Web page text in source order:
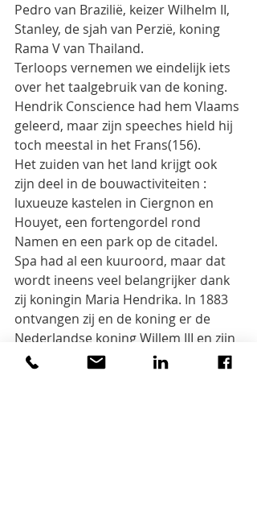
Pedro van Brazilië, keizer Wilhelm II,
Stanley, de sjah van Perzië, koning
Rama V van Thailand.
Terloops vernemen we eindelijk iets
over het taalgebruik van de koning.
Hendrik Conscience had hem Vlaams
geleerd, maar zijn speeches hield hij
toch meestal in het Frans(156).
Het zuiden van het land krijgt ook
zijn deel in de bouwactiviteiten :
luxueuze kastelen in Ciergnon en
Houyet, een fortengordel rond
Namen en een park op de citadel.
Spa had al een kuuroord, maar dat
wordt ineens veel belangrijker dank
zij koningin Maria Hendrika. In 1883
ontvangen zij en de koning er de
Nederlandse koning Willem III en zijn
vrouw Emma. Na een tegenbezoek